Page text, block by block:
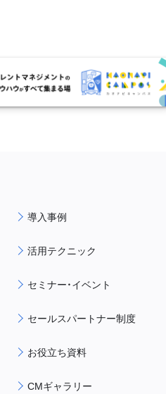
導入事例
活用テクニック
セミナー・イベント
セールスパートナー制度
お役立ち資料
CMギャラリー